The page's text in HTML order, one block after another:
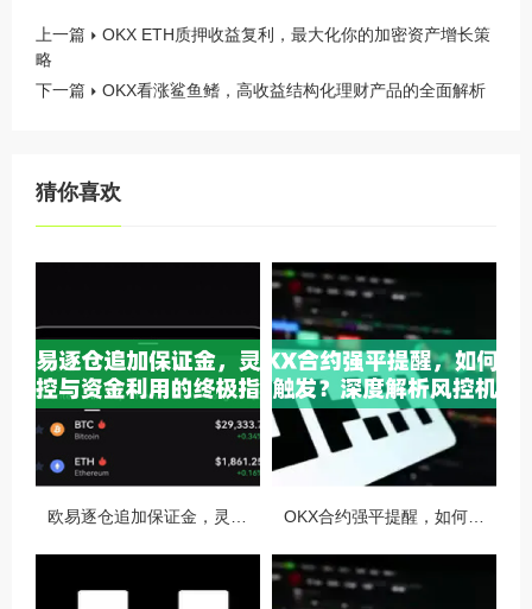
上一篇
OKX ETH质押收益复利，最大化你的加密资产增长策
略
下一篇
OKX看涨鲨鱼鳍，高收益结构化理财产品的全面解析
猜你喜欢